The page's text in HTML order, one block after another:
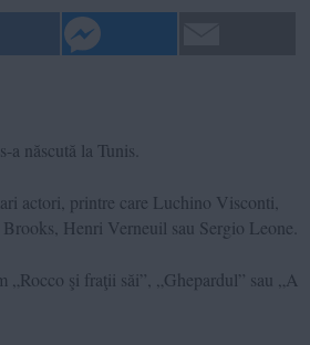
născută la Tunis.
actori, printre care Luchino Visconti,
Henri Verneuil sau Sergio Leone.
„Rocco şi fraţii săi”, „Ghepardul” sau „A